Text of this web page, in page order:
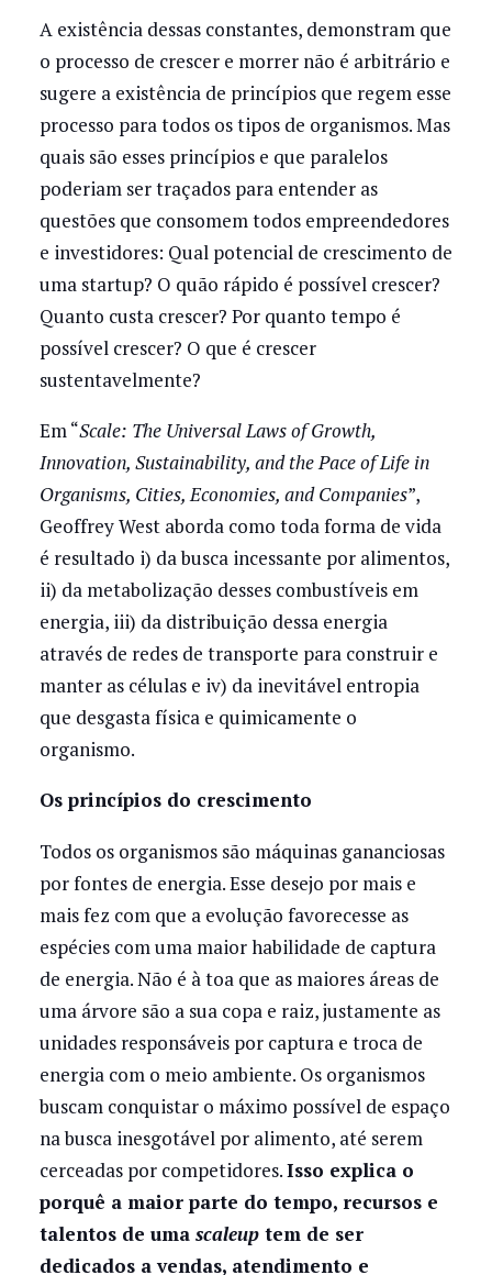
A existência dessas constantes, demonstram que
o processo de crescer e morrer não é arbitrário e
sugere a existência de princípios que regem esse
processo para todos os tipos de organismos. Mas
quais são esses princípios e que paralelos
poderiam ser traçados para entender as
questões que consomem todos empreendedores
e investidores: Qual potencial de crescimento de
uma startup? O quão rápido é possível crescer?
Quanto custa crescer? Por quanto tempo é
possível crescer? O que é crescer
sustentavelmente?
Em “Scale: The Universal Laws of Growth,
Innovation, Sustainability, and the Pace of Life in
Organisms, Cities, Economies, and Companies”,
Geoffrey West aborda como toda forma de vida
é resultado i) da busca incessante por alimentos,
ii) da metabolização desses combustíveis em
energia, iii) da distribuição dessa energia
através de redes de transporte para construir e
manter as células e iv) da inevitável entropia
que desgasta física e quimicamente o
organismo.
Os princípios do crescimento
Todos os organismos são máquinas gananciosas
por fontes de energia. Esse desejo por mais e
mais fez com que a evolução favorecesse as
espécies com uma maior habilidade de captura
de energia. Não é à toa que as maiores áreas de
uma árvore são a sua copa e raiz, justamente as
unidades responsáveis por captura e troca de
energia com o meio ambiente. Os organismos
buscam conquistar o máximo possível de espaço
na busca inesgotável por alimento, até serem
cerceadas por competidores.Isso explica o
porquê a maior parte do tempo, recursos e
talentos de uma scaleuptem de ser
dedicados a vendas, atendimento e